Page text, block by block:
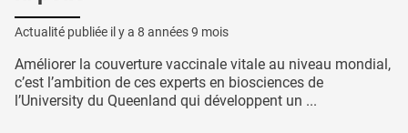
Actualité publiée il y a 8 années 9 mois
Améliorer la couverture vaccinale vitale au niveau mondial,
c’est l’ambition de ces experts en biosciences de
l’University du Queenland qui développent un ...